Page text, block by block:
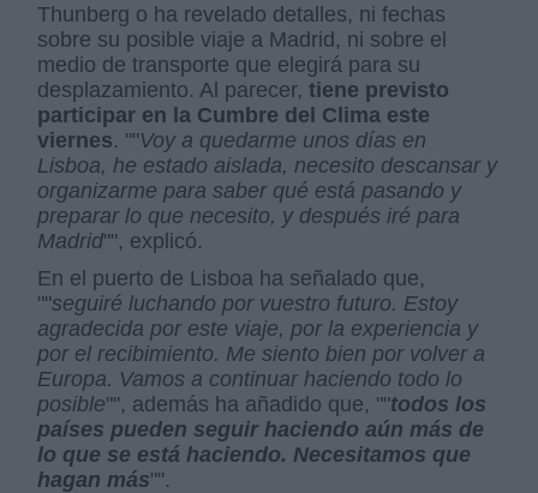
Thunberg o ha revelado detalles, ni fechas
sobre su posible viaje a Madrid, ni sobre el
medio de transporte que elegirá para su
desplazamiento. Al parecer, tiene previsto
participar en la Cumbre del Clima este
viernes. ""Voy a quedarme unos días en
Lisboa, he estado aislada, necesito descansar y
organizarme para saber qué está pasando y
preparar lo que necesito, y después iré para
Madrid"", explicó.
En el puerto de Lisboa ha señalado que,
""seguiré luchando por vuestro futuro. Estoy
agradecida por este viaje, por la experiencia y
por el recibimiento. Me siento bien por volver a
Europa. Vamos a continuar haciendo todo lo
posible"", además ha añadido que, ""todos los
países pueden seguir haciendo aún más de
lo que se está haciendo. Necesitamos que
hagan más"".